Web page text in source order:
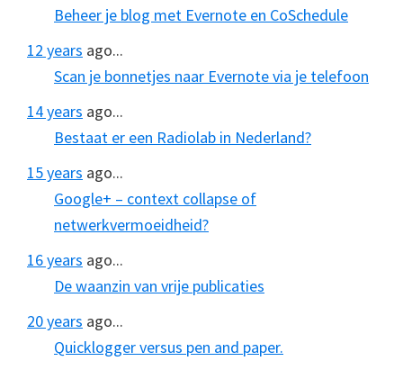
Beheer je blog met Evernote en CoSchedule
12 years ago...
Scan je bonnetjes naar Evernote via je telefoon
14 years ago...
Bestaat er een Radiolab in Nederland?
15 years ago...
Google+ – context collapse of
netwerkvermoeidheid?
16 years ago...
De waanzin van vrije publicaties
20 years ago...
Quicklogger versus pen and paper.